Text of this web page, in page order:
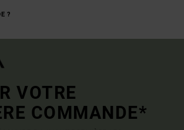
?
VOTRE
COMMANDE*